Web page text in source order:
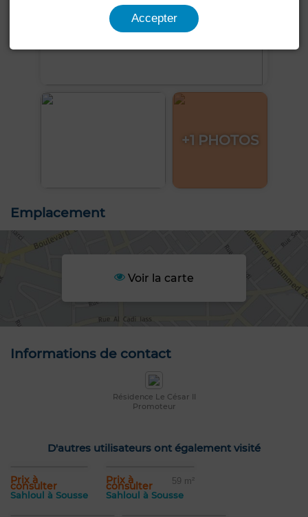
+1 PHOTOS
Emplacement
Voir la carte
Informations de contact
Résidence Le César II
Promoteur
D'autres utilisateurs ont également visité
Prix à
consulter
Sahloul à Sousse
Prix à
consulter 59 m²
Sahloul à Sousse
Accepter